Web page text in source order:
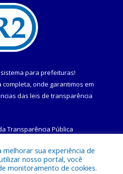
sistema para prefeituras!
completa, onde garantimos em
das leis de transparência
Transparência Pública
sua experiência de
nosso portal, você
monitoramento de cookies.